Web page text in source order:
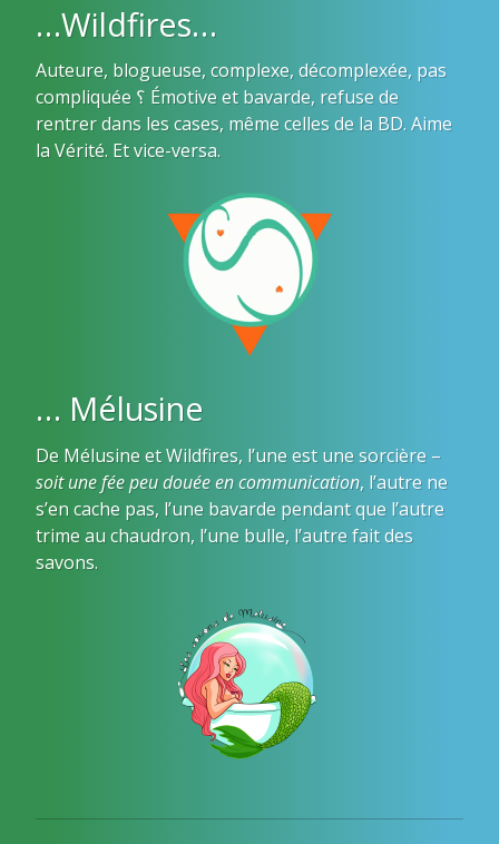
…Wildfires…
Auteure, blogueuse, complexe, décomplexée, pas
compliquée ؟ Émotive et bavarde, refuse de
rentrer dans les cases, même celles de la BD. Aime
la Vérité. Et vice-versa.
… Mélusine
De Mélusine et Wildfires, l’une est une sorcière –
soit une fée peu douée en communication, l’autre ne
s’en cache pas, l’une bavarde pendant que l’autre
trime au chaudron, l’une bulle, l’autre fait des
savons.